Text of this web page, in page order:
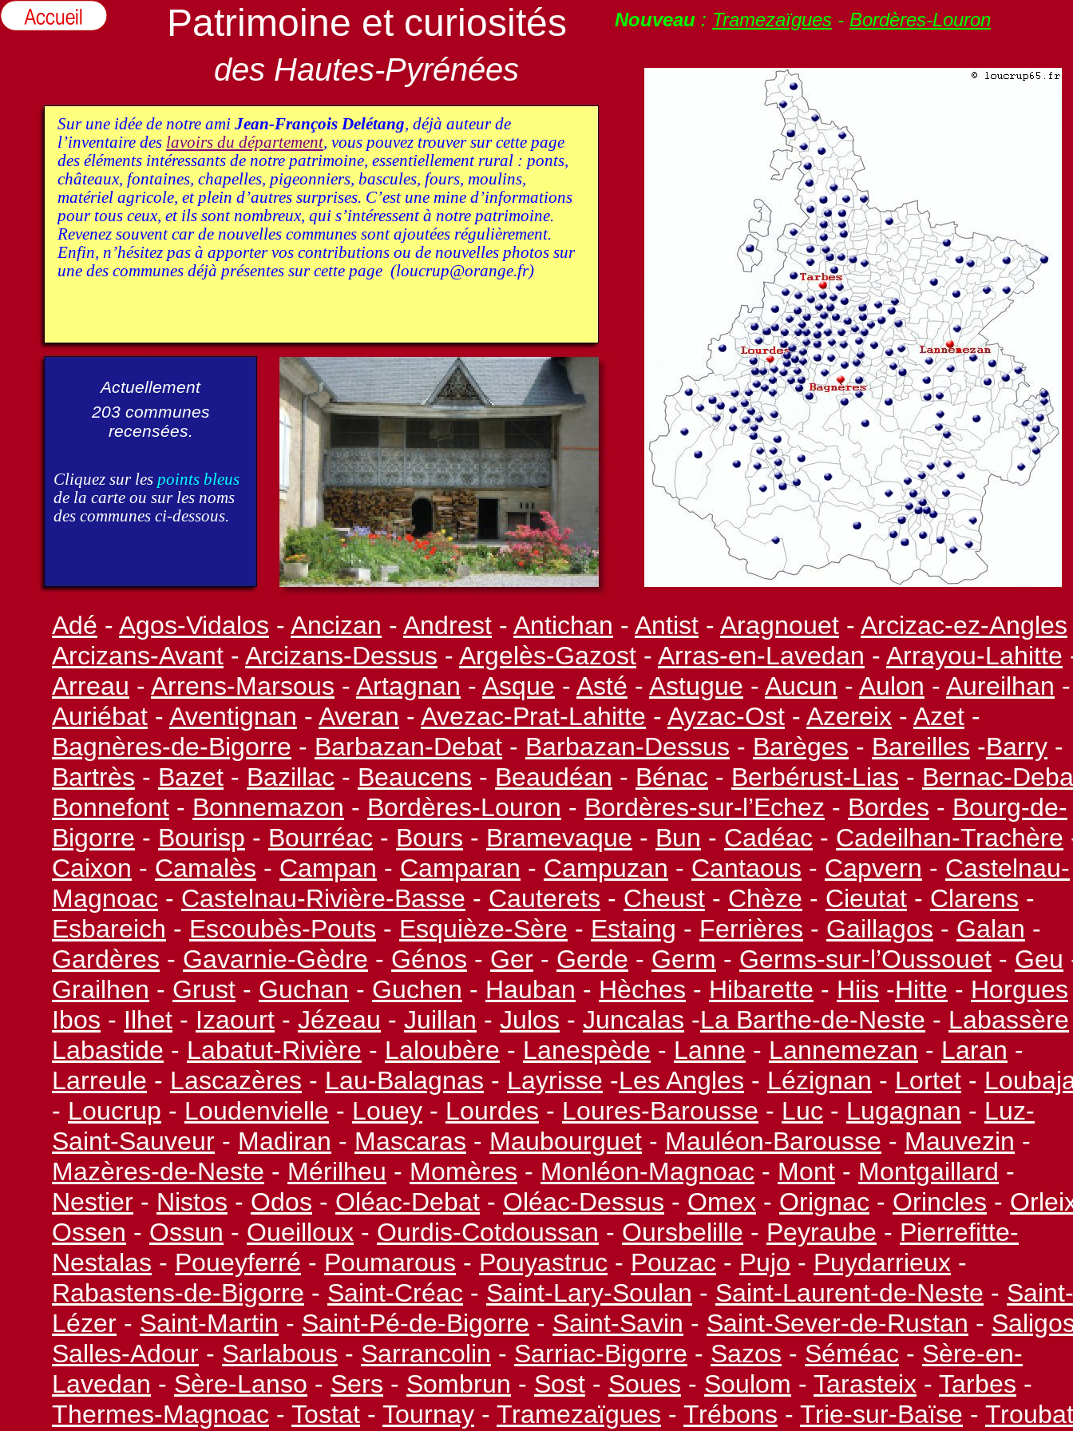
Actuellement
203 communes
recensées.
Cliquez sur les points bleus
de la carte ou sur les noms
des communes ci-dessous.
Adé - Agos-Vidalos - Ancizan - Andrest - Antichan - Antist - Aragnouet - Arcizac-ez-Angles
Arcizans-Avant - Arcizans-Dessus - Argelès-Gazost - Arras-en-Lavedan - Arrayou-Lahitte
Arreau - Arrens-Marsous - Artagnan - Asque - Asté - Astugue - Aucun - Aulon - Aureilhan -
Auriébat - Aventignan - Averan - Avezac-Prat-Lahitte - Ayzac-Ost - Azereix - Azet -
Bagnères-de-Bigorre - Barbazan-Debat - Barbazan-Dessus - Barèges - Bareilles -Barry -
Bartrès - Bazet - Bazillac - Beaucens - Beaudéan - Bénac - Berbérust-Lias - Bernac-
Bonnefont - Bonnemazon - Bordères-Louron - Bordères-sur-l’Echez - Bordes - Bourg-de-
Bigorre - Bourisp - Bourréac - Bours - Bramevaque - Bun - Cadéac - Cadeilhan-Trachère
Caixon - Camalès - Campan - Camparan - Campuzan - Cantaous - Capvern - Castelnau-
Magnoac - Castelnau-Rivière-Basse - Cauterets - Cheust - Chèze - Cieutat - Clarens -
Esbareich - Escoubès-Pouts - Esquièze-Sère - Estaing - Ferrières - Gaillagos - Galan -
Gardères - Gavarnie-Gèdre - Génos - Ger - Gerde - Germ - Germs-sur-l’Oussouet - Geu
Grailhen - Grust - Guchan - Guchen - Hauban - Hèches - Hibarette - Hiis -Hitte - Horgues
Ibos - Ilhet - Izaourt - Jézeau - Juillan - Julos - Juncalas -La Barthe-de-Neste - Labassère
Labastide - Labatut-Rivière - Laloubère - Lanespède - Lanne - Lannemezan - Laran -
Larreule - Lascazères - Lau-Balagnas - Layrisse -Les Angles - Lézignan - Lortet -
- Loucrup - Loudenvielle - Louey - Lourdes - Loures-Barousse - Luc - Lugagnan - Luz-
Saint-Sauveur - Madiran - Mascaras - Maubourguet - Mauléon-Barousse - Mauvezin -
Mazères-de-Neste - Mérilheu - Momères - Monléon-Magnoac - Mont - Montgaillard -
Nestier - Nistos - Odos - Oléac-Debat - Oléac-Dessus - Omex - Orignac - Orincles -
Ossen - Ossun - Oueilloux - Ourdis-Cotdoussan - Oursbelille - Peyraube - Pierrefitte-
Nestalas - Poueyferré - Poumarous - Pouyastruc - Pouzac - Pujo - Puydarrieux -
Rabastens-de-Bigorre - Saint-Créac - Saint-Lary-Soulan - Saint-Laurent-de-Neste - Saint-
Lézer - Saint-Martin - Saint-Pé-de-Bigorre - Saint-Savin - Saint-Sever-de-Rustan -
Salles-Adour - Sarlabous - Sarrancolin - Sarriac-Bigorre - Sazos - Séméac - Sère-en-
Lavedan - Sère-Lanso - Sers - Sombrun - Sost - Soues - Soulom - Tarasteix - Tarbes -
Thermes-Magnoac - Tostat - Tournay - Tramezaïgues - Trébons - Trie-sur-Baïse - Troubat
Sur une idée de notre ami Jean-François Delétang, déjà auteur de
l’inventaire des lavoirs du département, vous pouvez trouver sur cette page
des éléments intéressants de notre patrimoine, essentiellement rural : ponts,
châteaux, fontaines, chapelles, pigeonniers, bascules, fours, moulins,
matériel agricole, et plein d’autres surprises. C’est une mine d’informations
pour tous ceux, et ils sont nombreux, qui s’intéressent à notre patrimoine.
Revenez souvent car de nouvelles communes sont ajoutées régulièrement.
Enfin, n’hésitez pas à apporter vos contributions ou de nouvelles photos sur
une des communes déjà présentes sur cette page (loucrup@orange.fr)
Patrimoine et curiosités
des Hautes-Pyrénées
Nouveau : Tramezaïgues - Bordères-Louron